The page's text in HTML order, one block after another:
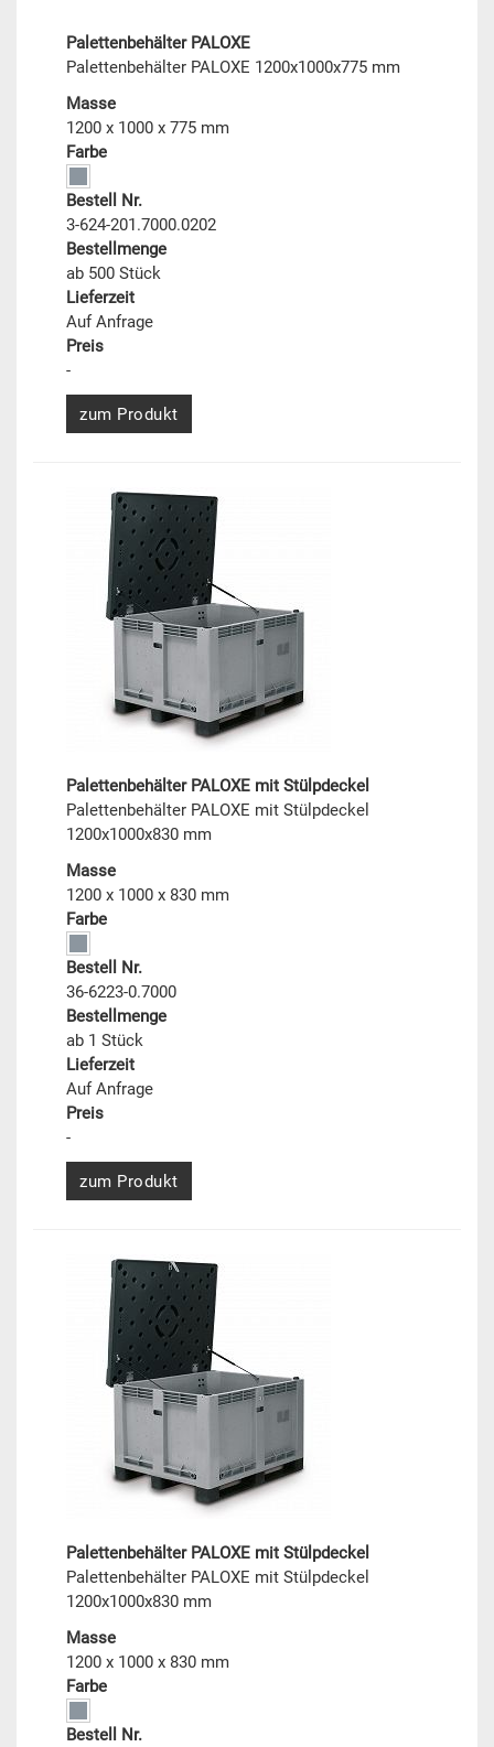
Palettenbehälter PALOXE
Palettenbehälter PALOXE 1200x1000x775 mm
Masse
1200 x 1000 x 775 mm
Farbe
Bestell Nr.
3-624-201.7000.0202
Bestellmenge
ab 500 Stück
Lieferzeit
Auf Anfrage
Preis
-
zum Produkt
Palettenbehälter PALOXE mit Stülpdeckel
Palettenbehälter PALOXE mit Stülpdeckel
1200x1000x830 mm
Masse
1200 x 1000 x 830 mm
Farbe
Bestell Nr.
36-6223-0.7000
Bestellmenge
ab 1 Stück
Lieferzeit
Auf Anfrage
Preis
-
zum Produkt
Palettenbehälter PALOXE mit Stülpdeckel
Palettenbehälter PALOXE mit Stülpdeckel
1200x1000x830 mm
Masse
1200 x 1000 x 830 mm
Farbe
Bestell Nr.